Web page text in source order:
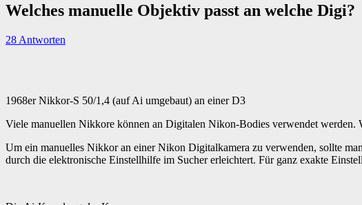
Welches manuelle Objektiv passt an welche Digi?
28 Antworten
1968er Nikkor-S 50/1,4 (auf Ai umgebaut) an einer D3
Viele manuellen Nikkore können an Digitalen Nikon-Bodies verwendet werden.
Um ein manuelles Nikkor an einer Nikon Digitalkamera zu verwenden, sollte
durch die elektronische Einstellhilfe im Sucher erleichtert. Für ganz exakte